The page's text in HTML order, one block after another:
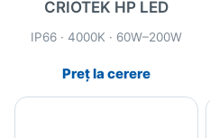
CRIOTEK HP LED
Preț la cerere
IP66 · 4000K · 60W–200W